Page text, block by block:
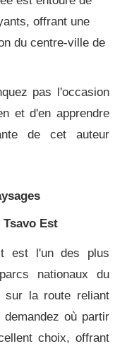
offrant une
du centre-ville de
pas l'occasion
et d'en apprendre
de cet auteur
Est
est l'un des plus
nationaux du
sur la route reliant
où partir
choix, offrant